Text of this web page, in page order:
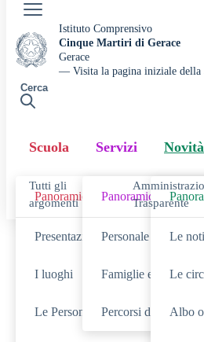
Istituto Comprensivo
Cinque Martiri di Gerace
Gerace
— Visita la pagina iniziale della
Cerca
Scuola
Panoramica
Presentazione
I luoghi
Le Persone
Servizi
Panoramica
Personale scolastico
Famiglie e studenti
Percorsi di studio
Novità
Le
Le
Albo
Tutti gli
argomenti
Trasparente
Cerca